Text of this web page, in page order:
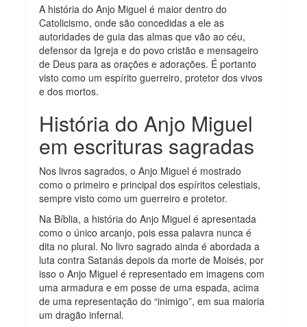
A história do Anjo Miguel é maior dentro do
Catolicismo, onde são concedidas a ele as
autoridades de guia das almas que vão ao céu,
defensor da Igreja e do povo cristão e mensageiro
de Deus para as orações e adorações. É portanto
visto como um espírito guerreiro, protetor dos vivos
e dos mortos.
História do Anjo Miguel
em escrituras sagradas
Nos livros sagrados, o Anjo Miguel é mostrado
como o primeiro e principal dos espíritos celestiais,
sempre visto como um guerreiro e protetor.
Na Bíblia, a história do Anjo Miguel é apresentada
como o único arcanjo, pois essa palavra nunca é
dita no plural. No livro sagrado ainda é abordada a
luta contra Satanás depois da morte de Moisés, por
isso o Anjo Miguel é representado em imagens com
uma armadura e em posse de uma espada, acima
de uma representação do “inimigo”, em sua maioria
um dragão infernal.